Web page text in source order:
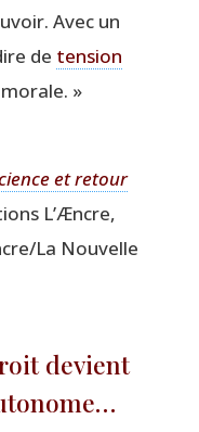
Avec un
de ten­sion
»
et retour
L’Æncre,
La Nou­velle
devient